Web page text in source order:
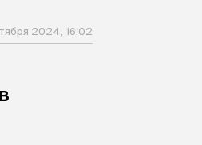
2024, 16:02